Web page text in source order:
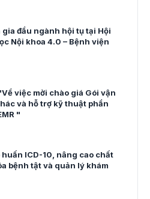
đầu ngành hội tụ tại Hội
Nội khoa 4.0 – Bệnh viện
việc mời chào giá Gói vận
và hỗ trợ kỹ thuật phần
"
ICD-10, nâng cao chất
bệnh tật và quản lý khám